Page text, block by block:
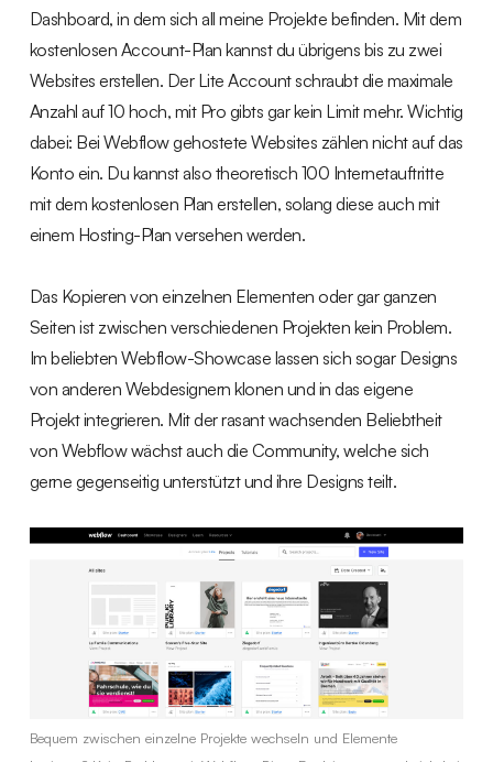
Dashboard, in dem sich all meine Projekte befinden. Mit dem
kostenlosen Account-Plan kannst du übrigens bis zu zwei
Websites erstellen. Der Lite Account schraubt die maximale
Anzahl auf 10 hoch, mit Pro gibts gar kein Limit mehr. Wichtig
dabei: Bei Webflow gehostete Websites zählen nicht auf das
Konto ein. Du kannst also theoretisch 100 Internetauftritte
mit dem kostenlosen Plan erstellen, solang diese auch mit
einem Hosting-Plan versehen werden.
Das Kopieren von einzelnen Elementen oder gar ganzen
Seiten ist zwischen verschiedenen Projekten kein Problem.
Im beliebten Webflow-Showcase lassen sich sogar Designs
von anderen Webdesignern klonen und in das eigene
Projekt integrieren. Mit der rasant wachsenden Beliebtheit
von Webflow wächst auch die Community, welche sich
gerne gegenseitig unterstützt und ihre Designs teilt.
Bequem zwischen einzelne Projekte wechseln und Elemente